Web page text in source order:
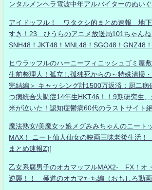
ンタルメンヘラ電波中年アルバイターのぬい
アイドッフル！ ワタクシ的まとめ速報 地下
すき！23 ひうらのアニメ放送局101ちゃん
SNH48！JKT48！MNL48！SGO48！GNZ48
ヒウラッフルのハーニーフィニッシュゴミ屋
生前整理人！孤立し孤独死からの～特殊清掃
完結編＞ キャッシング計1500万返済：厨二病
つ病統合失調症14年生HKT46！！9期研究生
米が泣いた！認知症鬱病60代のラストサイト
魔法熟女/美魔女ッ娘メグみみちゃんのニート
MAX！ ニート仙人仙女の映画三昧老後生活！
まとめ速報Z)]
乙女系腐男子のオカマッフルMAX2- FX！オ
逆襲！！ 極道のオカマたち編（おもしろ動画